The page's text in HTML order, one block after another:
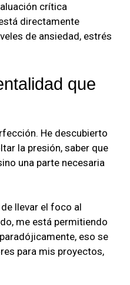
crítica
directamente
de ansiedad, estrés
que
He descubierto
la presión, saber que
una parte necesaria
llevar el foco al
me está permitiendo
eso se
para mis proyectos,